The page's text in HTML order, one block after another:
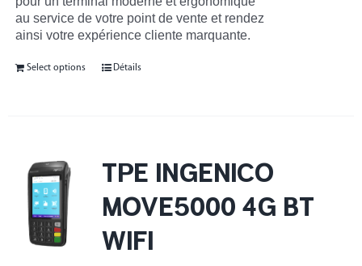
au service de votre point de vente et rendez
ainsi votre expérience cliente marquante.
Select options Détails
TPE INGENICO
MOVE5000 4G BT
WIFI